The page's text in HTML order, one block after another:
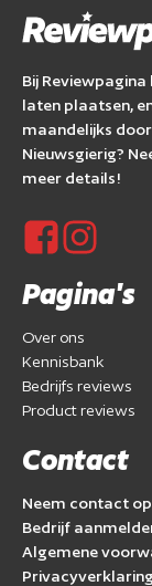
Bij
laten plaatsen,
maandelijks
Nieuwsgierig?
meer details!
Pagina's
Over ons
Kennisbank
Bedrijfs reviews
Product reviews
Contact
Neem contact op
Bedrijf
Algemene
Privacyverklaring